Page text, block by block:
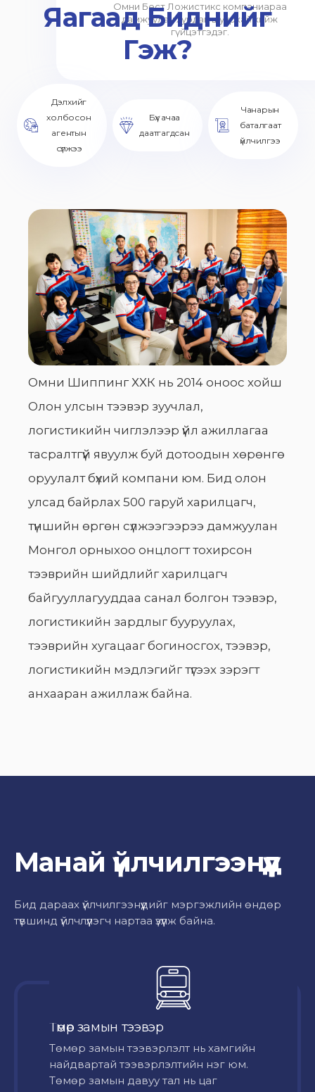
Омни Бест Ложистикс компаниараа
дамжуулан хурдан шуурхай хийж
гүйцэтгэдэг.
Яагаад Биднийг
Гэж?
Дэлхийг
холбосон
агентын
сүлжээ
Бүх ачаа
даатгагдсан
Чанарын
баталгаат
үйлчилгээ
Омни Шиппинг ХХК нь 2014 оноос хойш
Олон улсын тээвэр зуучлал,
логистикийн чиглэлээр үйл ажиллагаа
тасралтгүй явуулж буй дотоодын хөрөнгө
оруулалт бүхий компани юм. Бид олон
улсад байрлах 500 гаруй харилцагч,
түншийн өргөн сүлжээгээрээ дамжуулан
Монгол орныхоо онцлогт тохирсон
тээврийн шийдлийг харилцагч
байгууллагууддаа санал болгон тээвэр,
логистикийн зардлыг бууруулах,
тээврийн хугацааг богиносгох, тээвэр,
логистикийн мэдлэгийг түгээх зэрэгт
анхааран ажиллаж байна.
Манай үйлчилгээнүүд
Бид дараах үйлчилгээнүүдийг мэргэжлийн өндөр
түвшинд үйлчлүүлэгч нартаа үзүүлж байна.
Төмөр замын тээвэр
Төмөр замын тээвэрлэлт нь хамгийн
найдвартай тээвэрлэлтийн нэг юм.
Төмөр замын давуу тал нь цаг